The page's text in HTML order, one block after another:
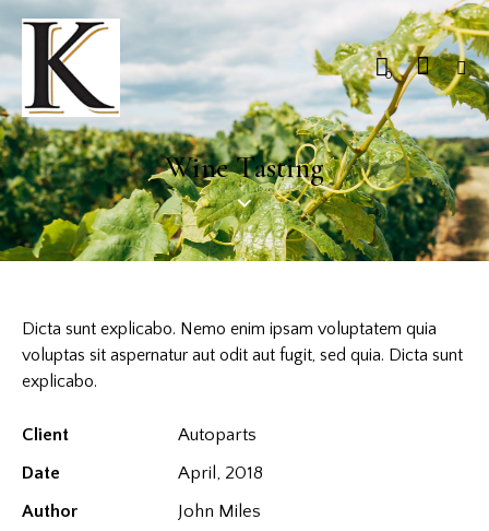
0
Wine Tasting
Dicta sunt explicabo. Nemo enim ipsam voluptatem quia
voluptas sit aspernatur aut odit aut fugit, sed quia. Dicta sunt
explicabo.
Client
Autoparts
Date
April, 2018
Author
John Miles